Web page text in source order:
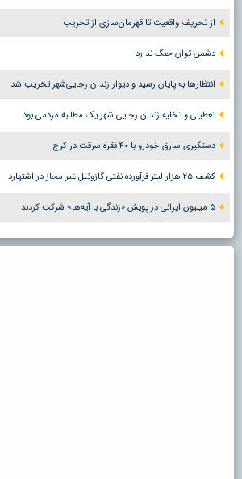
از تحریف واقعیت تا قهرمان‌سازی از تخریب
دشمن توان جنگ ندارد
انتظارها به پایان رسید و دیوار زندان رجایی‌شهر تخریب شد
تعطیلی و تخلیه زندان رجایی شهر یک مطالبه مردمی بود
دستگیری سارق خودرو با ۴۰ فقره سرقت در کرج
کشف ۲۵ هزار لیتر فرآورده نفتی گازوئیل غیر مجاز در اشتهارد
۵ میلیون ایرانی در پویش «زندگی با آیه‌ها» شرکت کردند